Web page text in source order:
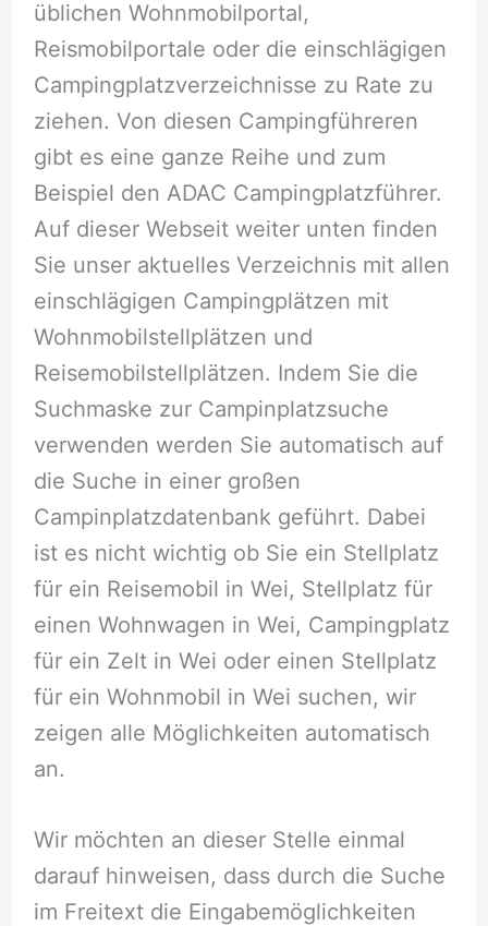
üblichen Wohnmobilportal,
Reismobilportale oder die einschlägigen
Campingplatzverzeichnisse zu Rate zu
ziehen. Von diesen Campingführeren
gibt es eine ganze Reihe und zum
Beispiel den ADAC Campingplatzführer.
Auf dieser Webseit weiter unten finden
Sie unser aktuelles Verzeichnis mit allen
einschlägigen Campingplätzen mit
Wohnmobilstellplätzen und
Reisemobilstellplätzen. Indem Sie die
Suchmaske zur Campinplatzsuche
verwenden werden Sie automatisch auf
die Suche in einer großen
Campinplatzdatenbank geführt. Dabei
ist es nicht wichtig ob Sie ein Stellplatz
für ein Reisemobil in Wei, Stellplatz für
einen Wohnwagen in Wei, Campingplatz
für ein Zelt in Wei oder einen Stellplatz
für ein Wohnmobil in Wei suchen, wir
zeigen alle Möglichkeiten automatisch
an.
Wir möchten an dieser Stelle einmal
darauf hinweisen, dass durch die Suche
im Freitext die Eingabemöglichkeiten